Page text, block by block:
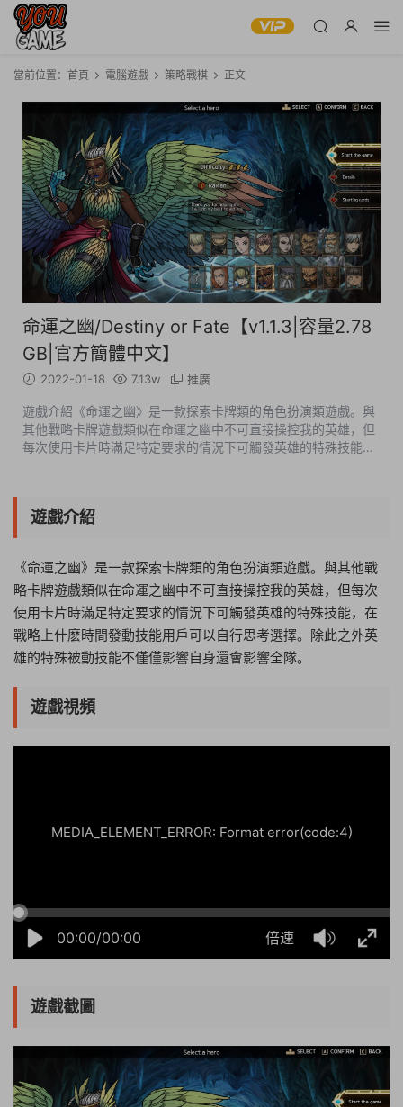
當前位置： 首頁 電腦遊戲 策略戰棋 正文
命運之幽/Destiny or Fate【v1.1.3|容量2.78
GB|官方簡體中文】
2022-01-18 7.13w 推廣
遊戲介紹《命運之幽》是一款探索卡牌類的角色扮演類遊戲。與
其他戰略卡牌遊戲類似在命運之幽中不可直接操控我的英雄，但
每次使用卡片時滿足特定要求的情況下可觸發英雄的特殊技能，
遊戲介紹
《命運之幽》是一款探索卡牌類的角色扮演類遊戲。與其他戰
略卡牌遊戲類似在命運之幽中不可直接操控我的英雄，但每次
使用卡片時滿足特定要求的情況下可觸發英雄的特殊技能，在
戰略上什麽時間發動技能用戶可以自行思考選擇。除此之外英
雄的特殊被動技能不僅僅影響自身還會影響全隊。
遊戲視頻
00:00/00:00 倍速
MEDIA_ELEMENT_ERROR: Format error(code:4)
遊戲截圖